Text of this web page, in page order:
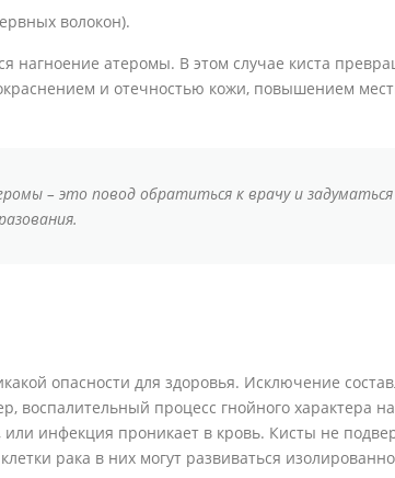
волокон).
нагноение атеромы. В этом случае киста
и отечностью кожи, повышением
– это повод обратиться к врачу и
опасности для здоровья. Исключение
воспалительный процесс гнойного характера
или инфекция проникает в кровь. Кисты не
рака в них могут развиваться